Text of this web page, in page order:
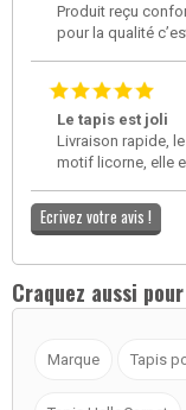
Produit reçu
pour la qualité
Le tapis est joli
Livraison rapide,
motif licorne, elle
Ecrivez votre avis !
Craquez aussi pour
Marque Tapis